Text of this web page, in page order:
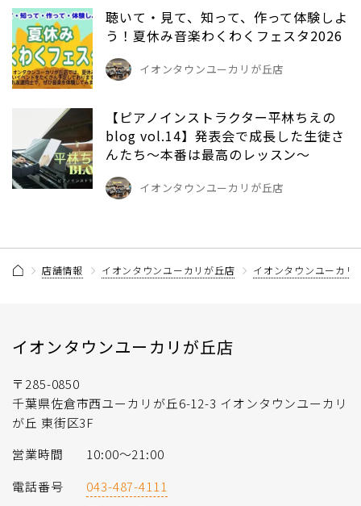
聴いて・見て、知って、作って体験しよ
う！夏休み音楽わくわくフェスタ2026
イオンタウンユーカリが丘店
【ピアノインストラクター平林ちえの
blog vol.14】発表会で成長した生徒さ
んたち～本番は最高のレッスン～
イオンタウンユーカリが丘店
店舗情報 イオンタウンユーカリが丘店 イオンタウンユーカリ
イオンタウンユーカリが丘店
〒285-0850
千葉県佐倉市西ユーカリが丘6-12-3 イオンタウンユーカリ
が丘 東街区3F
営業時間
10:00〜21:00
電話番号
043-487-4111